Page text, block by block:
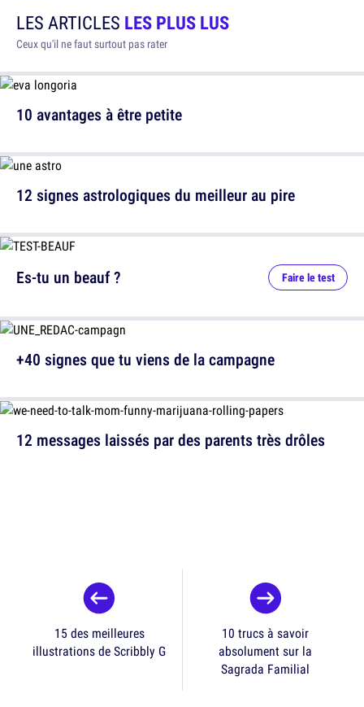
LES ARTICLES LES PLUS LUS
Ceux qu'il ne faut surtout pas rater
10 avantages à être petite
12 signes astrologiques du meilleur au pire
12 messages laissés par des parents très drôles
Es-tu un beauf ? Faire le test
+40 signes que tu viens de la campagne
15 des meilleures
illustrations de Scribbly G
10 trucs à savoir
absolument sur la
Sagrada Familial